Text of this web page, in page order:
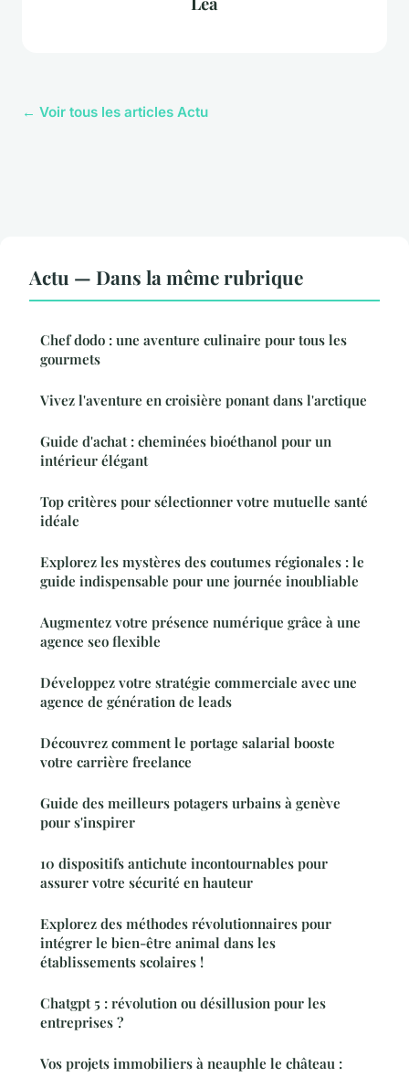
← Voir tous les articles Actu
Actu — Dans la même rubrique
Chef dodo : une aventure culinaire pour tous les
gourmets
Vivez l'aventure en croisière ponant dans l'arctique
Guide d'achat : cheminées bioéthanol pour un
intérieur élégant
Top critères pour sélectionner votre mutuelle santé
idéale
Explorez les mystères des coutumes régionales : le
guide indispensable pour une journée inoubliable
Augmentez votre présence numérique grâce à une
agence seo flexible
Développez votre stratégie commerciale avec une
agence de génération de leads
Découvrez comment le portage salarial booste
votre carrière freelance
Guide des meilleurs potagers urbains à genève
pour s'inspirer
10 dispositifs antichute incontournables pour
assurer votre sécurité en hauteur
Explorez des méthodes révolutionnaires pour
intégrer le bien-être animal dans les
établissements scolaires !
Chatgpt 5 : révolution ou désillusion pour les
entreprises ?
Vos projets immobiliers à neauphle le château :